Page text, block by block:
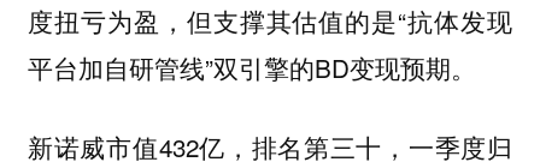
度扭亏为盈，但支撑其估值的是“抗体发现
平台加自研管线”双引擎的BD变现预期。
新诺威市值432亿，排名第三十，一季度归